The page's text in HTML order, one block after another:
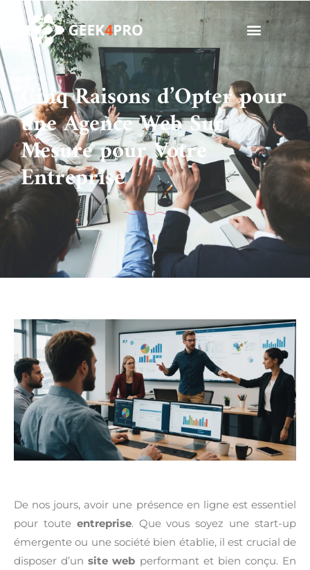
Cinq Raisons d’Opter pour
une Agence Web Sur
Mesure pour Votre
Entreprise
De nos jours, avoir une présence en ligne est essentiel
pour toute entreprise. Que vous soyez une start-up
émergente ou une société bien établie, il est crucial de
disposer d’unsite web performant et bien conçu. En